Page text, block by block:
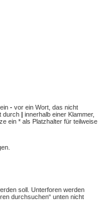
- vor ein Wort, das nicht
durch | innerhalb einer Klammer,
ein * als Platzhalter für teilweise
soll. Unterforen werden
durchsuchen“ unten nicht